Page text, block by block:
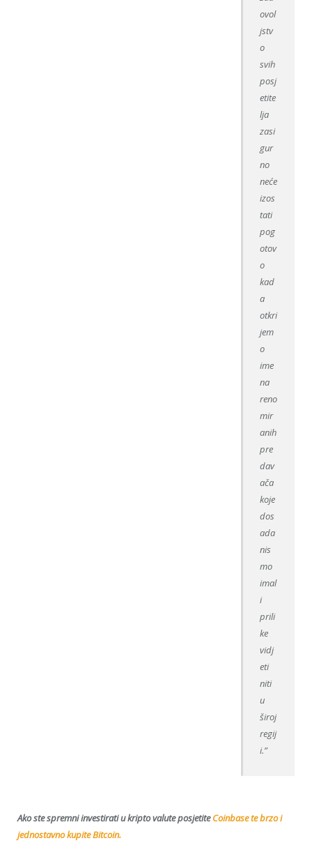
ovol
jstv
o
svih
posj
etite
lja
zasi
gur
no
neće
izos
tati
pog
otov
o
kad
a
otkri
jem
o
ime
na
reno
mir
anih
pre
dav
ača
koje
dos
ada
nis
mo
imal
i
prili
ke
vidj
eti
niti
u
široj
regij
i.”
Ako ste spremni investirati u kripto valute posjetiteCoinbase te brzo i
jednostavno kupite Bitcoin.